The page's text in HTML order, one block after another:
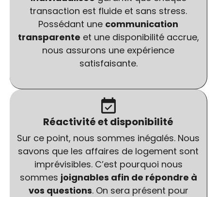
transaction est fluide et sans stress.
Possédant une communication
transparente et une disponibilité accrue,
nous assurons une expérience
satisfaisante.
Réactivité et disponibilité
Sur ce point, nous sommes inégalés. Nous
savons que les affaires de logement sont
imprévisibles. C’est pourquoi nous
sommes joignables afin de répondre à
vos questions. On sera présent pour